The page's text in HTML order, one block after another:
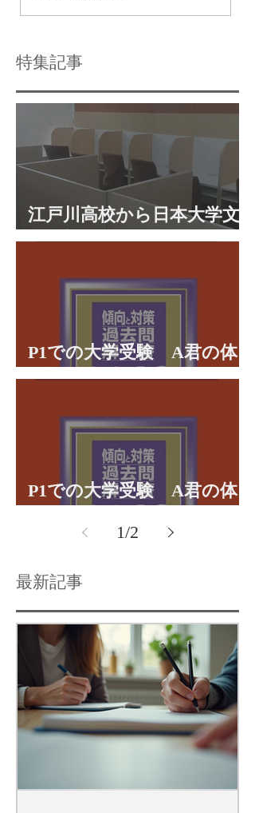
特集記事
江戸川高校から日本大学文
理学部に合格 合格体験談
P1での大学受験 A君の体
験談パート２
P1での大学受験 A君の体
1/2
最新記事